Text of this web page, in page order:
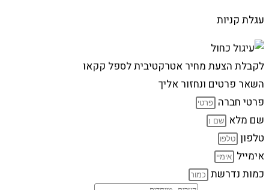
עגלת קניות
לקבלת הצעת מחיר אטרקטיבית לספל קקאו
השאר פרטים ונחזור אליך
פרטי חברה
שם מלא
טלפון
אימייל
כמות נדרשת